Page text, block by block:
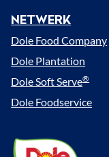
Dole
NETWERK
Dole Food Company
Dole Plantation
Dole Soft Serve®
Dole Foodservice